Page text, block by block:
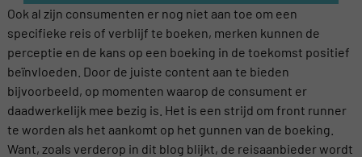
Ook al zijn consumenten er nog niet aan toe om een
specifieke reis of verblijf te boeken, merken kunnen de
perceptie en de kans op een boeking in de toekomst positief
beïnvloeden. Door de juiste content aan te bieden
bijvoorbeeld, op momenten waarop de consument er
daadwerkelijk mee bezig is. Het is een strijd om front runner
te worden als het aankomt op het gunnen van de boeking.
Want, zoals verderop in dit blog blijkt, de reisaanbieder wordt